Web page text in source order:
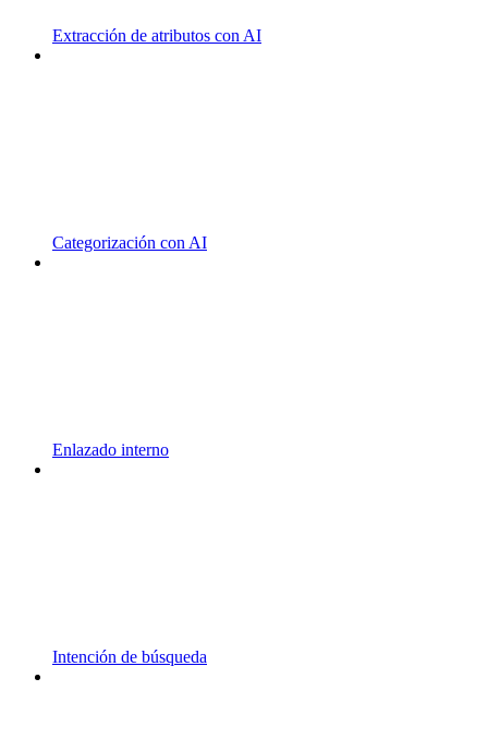
Extracción de atributos con AI
Categorización con AI
Enlazado interno
Intención de búsqueda